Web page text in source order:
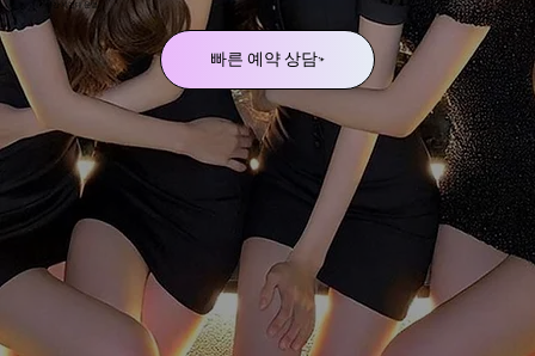
✔ 야간 시간대 운영
빠른 예약 상담